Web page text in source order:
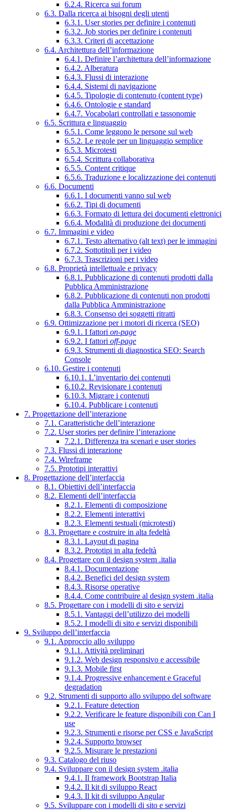
6.2.4. Ricerca sui forum
6.3. Dalla ricerca ai bisogni degli utenti
6.3.1. User stories per definire i contenuti
6.3.2. Job stories per definire i contenuti
6.3.3. Criteri di accettazione
6.4. Architettura dell’informazione
6.4.1. Definire l’architettura dell’informazione
6.4.2. Alberatura
6.4.3. Flussi di interazione
6.4.4. Sistemi di navigazione
6.4.5. Tipologie di contenuto (content type)
6.4.6. Ontologie e standard
6.4.7. Vocabolari controllati e tassonomie
6.5. Scrittura e linguaggio
6.5.1. Come leggono le persone sul web
6.5.2. Le regole per un linguaggio semplice
6.5.3. Microtesti
6.5.4. Scrittura collaborativa
6.5.5. Content critique
6.5.6. Traduzione e localizzazione dei contenuti
6.6. Documenti
6.6.1. I documenti vanno sul web
6.6.2. Tipi di documenti
6.6.3. Formato di lettura dei documenti elettronici
6.6.4. Modalità di produzione dei documenti
6.7. Immagini e video
6.7.1. Testo alternativo (alt text) per le immagini
6.7.2. Sottotitoli per i video
6.7.3. Trascrizioni per i video
6.8. Proprietà intellettuale e privacy
6.8.1. Pubblicazione di contenuti prodotti dalla
Pubblica Amministrazione
6.8.2. Pubblicazione di contenuti non prodotti
dalla Pubblica Amministrazione
6.8.3. Consenso dei soggetti ritratti
6.9. Ottimizzazione per i motori di ricerca (SEO)
6.9.1. I fattori on-page
6.9.2. I fattori off-page
6.9.3. Strumenti di diagnostica SEO: Search
Console
6.10. Gestire i contenuti
6.10.1. L’inventario dei contenuti
6.10.2. Revisionare i contenuti
6.10.3. Migrare i contenuti
6.10.4. Pubblicare i contenuti
7. Progettazione dell’interazione
7.1. Caratteristiche dell’interazione
7.2. User stories per definire l’interazione
7.2.1. Differenza tra scenari e user stories
7.3. Flussi di interazione
7.4. Wireframe
7.5. Prototipi interattivi
8. Progettazione dell’interfaccia
8.1. Obiettivi dell’interfaccia
8.2. Elementi dell’interfaccia
8.2.1. Elementi di composizione
8.2.2. Elementi interattivi
8.2.3. Elementi testuali (microtesti)
8.3. Progettare e costruire in alta fedeltà
8.3.1. Layout di pagina
8.3.2. Prototipi in alta fedeltà
8.4. Progettare con il design system .italia
8.4.1. Documentazione
8.4.2. Benefici del design system
8.4.3. Risorse operative
8.4.4. Come contribuire al design system .italia
8.5. Progettare con i modelli di sito e servizi
8.5.1. Vantaggi dell’utilizzo dei modelli
8.5.2. I modelli di sito e servizi disponibili
9. Sviluppo dell’interfaccia
9.1. Approccio allo sviluppo
9.1.1. Attività preliminari
9.1.2. Web design responsivo e accessibile
9.1.3. Mobile first
9.1.4. Progressive enhancement e Graceful
degradation
9.2. Strumenti di supporto allo sviluppo del software
9.2.1. Feature detection
9.2.2. Verificare le feature disponibili con Can I
use
9.2.3. Strumenti e risorse per CSS e JavaScript
9.2.4. Supporto browser
9.2.5. Misurare le prestazioni
9.3. Catalogo del riuso
9.4. Sviluppare con il design system .italia
9.4.1. Il framework Bootstrap Italia
9.4.2. Il kit di sviluppo React
9.4.3. Il kit di sviluppo Angular
9.5. Sviluppare con i modelli di sito e servizi